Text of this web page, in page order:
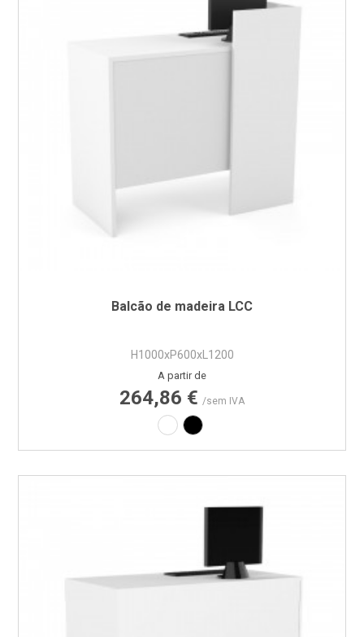
Balcão de madeira LCC
H1000xP600xL1200
Preço
A partir de
264,86 € /sem IVA
Laminado branco
Laminado preto